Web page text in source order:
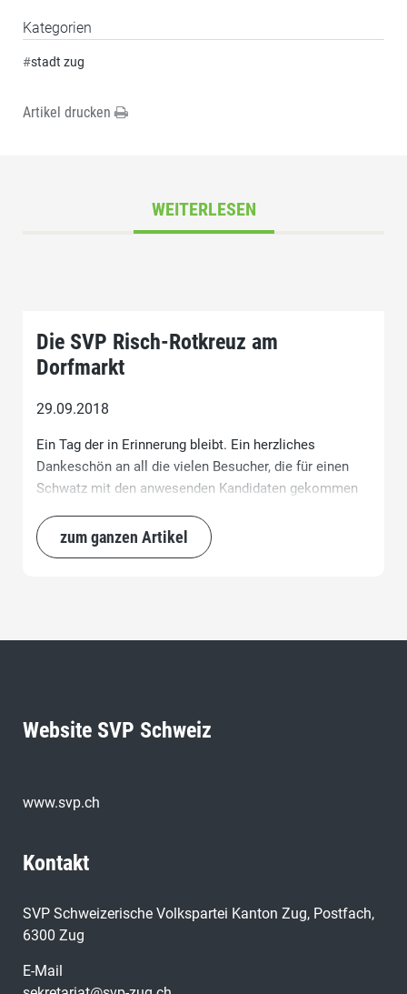
Kategorien
#stadt zug
Artikel drucken
WEITERLESEN
Die SVP Risch-Rotkreuz am
Dorfmarkt
29.09.2018
Ein Tag der in Erinnerung bleibt. Ein herzliches
Dankeschön an all die vielen Besucher, die für einen
Schwatz mit den anwesenden Kandidaten gekommen
zum ganzen Artikel
Website SVP Schweiz
www.svp.ch
Kontakt
SVP Schweizerische Volkspartei Kanton Zug, Postfach,
6300 Zug
E-Mail